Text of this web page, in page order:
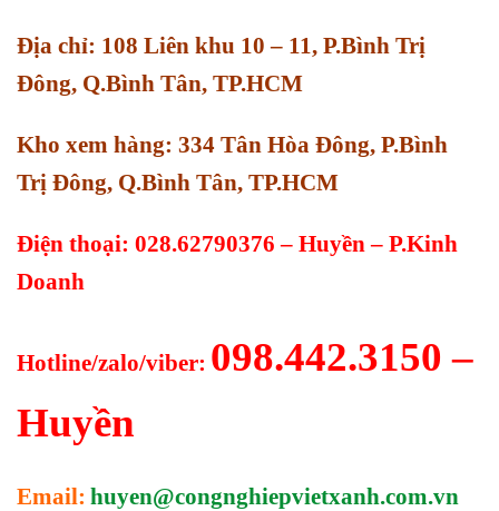
Địa chỉ: 108 Liên khu 10 – 11, P.Bình Trị
Đông, Q.Bình Tân, TP.HCM
Kho xem hàng: 334 Tân Hòa Đông, P.Bình
Trị Đông, Q.Bình Tân, TP.HCM
Điện thoại: 028.62790376 – Huyền – P.Kinh
Doanh
Hotline/zalo/viber: 098.442.3150 –
Huyền
Email: huyen@congnghiepvietxanh.com.vn